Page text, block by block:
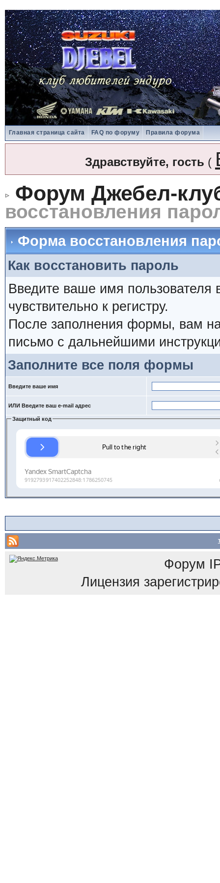
Главная страница сайта FAQ по форуму Правила форума
Здравствуйте, гость (
Форум Джебел-
восстановления
Форма восстановления
Как восстановить пароль
Введите ваше имя
чувствительно к регистру.
После заполнения формы, вам на
письмо с дальнейшими
Заполните все поля формы
Введите ваше имя
ИЛИ Введите ваш e-mail адрес
Защитный код
Форум
Лицензия